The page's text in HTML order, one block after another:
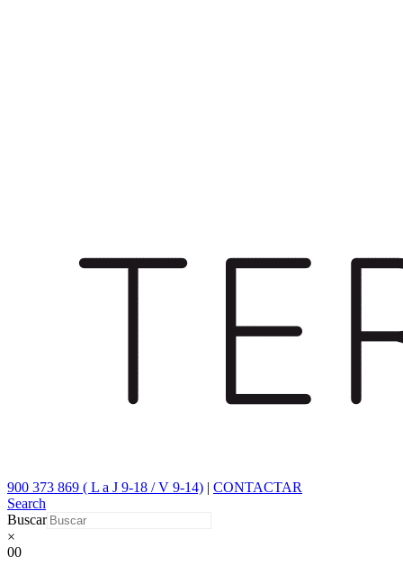
900 373 869 ( L a J 9-18 / V 9-14) | CONTACTAR
Search
Buscar
×
00